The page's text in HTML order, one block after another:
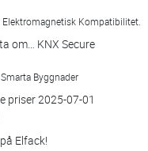
Elektromagnetisk Kompatibilitet.
om… KNX Secure
Byggnader
priser 2025-07-01
Elfack!